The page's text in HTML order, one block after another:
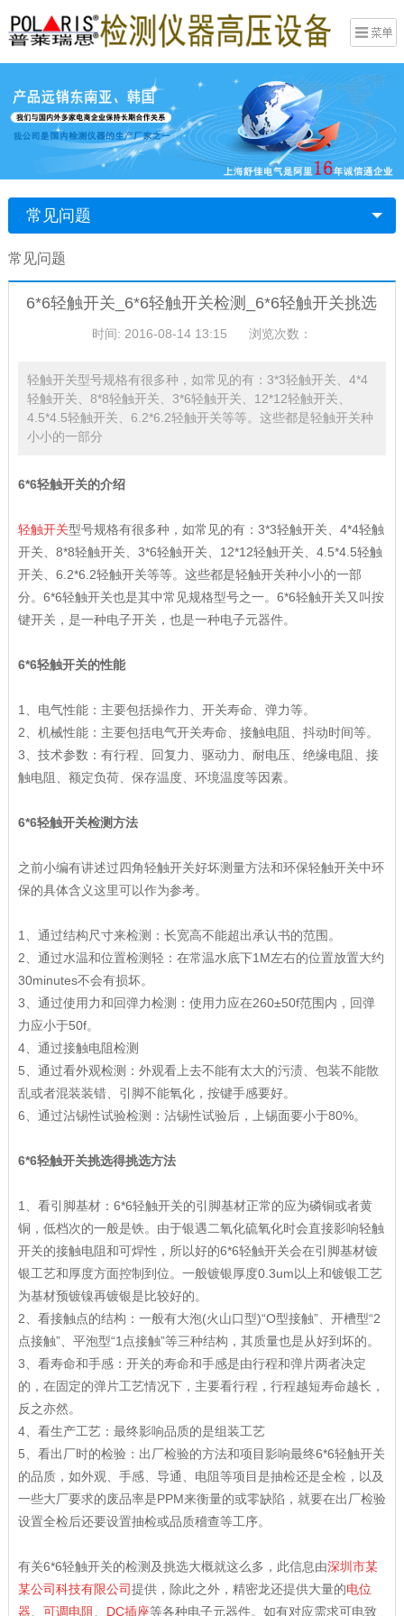
常见问题
常见问题
6*6轻触开关_6*6轻触开关检测_6*6轻触开关挑选
时间: 2016-08-14 13:15 浏览次数：
轻触开关型号规格有很多种，如常见的有：3*3轻触开关、4*4
轻触开关、8*8轻触开关、3*6轻触开关、12*12轻触开关、
4.5*4.5轻触开关、6.2*6.2轻触开关等等。这些都是轻触开关种
小小的一部分
6*6轻触开关的介绍
轻触开关型号规格有很多种，如常见的有：3*3轻触开关、4*4轻触
开关、8*8轻触开关、3*6轻触开关、12*12轻触开关、4.5*4.5轻触
开关、6.2*6.2轻触开关等等。这些都是轻触开关种小小的一部
分。6*6轻触开关也是其中常见规格型号之一。6*6轻触开关又叫按
键开关，是一种电子开关，也是一种电子元器件。
6*6轻触开关的性能
1、电气性能：主要包括操作力、开关寿命、弹力等。
2、机械性能：主要包括电气开关寿命、接触电阻、抖动时间等。
3、技术参数：有行程、回复力、驱动力、耐电压、绝缘电阻、接
触电阻、额定负荷、保存温度、环境温度等因素。
6*6轻触开关检测方法
之前小编有讲述过四角轻触开关好坏测量方法和环保轻触开关中环
保的具体含义这里可以作为参考。
1、通过结构尺寸来检测：长宽高不能超出承认书的范围。
2、通过水温和位置检测轻：在常温水底下1M左右的位置放置大约
30minutes不会有损坏。
3、通过使用力和回弹力检测：使用力应在260±50f范围内，回弹
力应小于50f。
4、通过接触电阻检测
5、通过看外观检测：外观看上去不能有太大的污渍、包装不能散
乱或者混装装错、引脚不能氧化，按键手感要好。
6、通过沾锡性试验检测：沾锡性试验后，上锡面要小于80%。
6*6轻触开关挑选得挑选方法
1、看引脚基材：6*6轻触开关的引脚基材正常的应为磷铜或者黄
铜，低档次的一般是铁。由于银遇二氧化硫氧化时会直接影响轻触
开关的接触电阻和可焊性，所以好的6*6轻触开关会在引脚基材镀
银工艺和厚度方面控制到位。一般镀银厚度0.3um以上和镀银工艺
为基材预镀镍再镀银是比较好的。
2、看接触点的结构：一般有大泡(火山口型)“O型接触”、开槽型“2
点接触”、平泡型“1点接触”等三种结构，其质量也是从好到坏的。
3、看寿命和手感：开关的寿命和手感是由行程和弹片两者决定
的，在固定的弹片工艺情况下，主要看行程，行程越短寿命越长，
反之亦然。
4、看生产工艺：最终影响品质的是组装工艺
5、看出厂时的检验：出厂检验的方法和项目影响最终6*6轻触开关
的品质，如外观、手感、导通、电阻等项目是抽检还是全检，以及
一些大厂要求的废品率是PPM来衡量的或零缺陷，就要在出厂检验
设置全检后还要设置抽检或品质稽查等工序。
有关6*6轻触开关的检测及挑选大概就这么多，此信息由深圳市某
某公司科技有限公司提供，除此之外，精密龙还提供大量的电位
器
可调电阻 DC插座等各种电子元器件。如有对应需求可电致